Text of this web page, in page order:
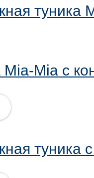
туника
Mia с
туника